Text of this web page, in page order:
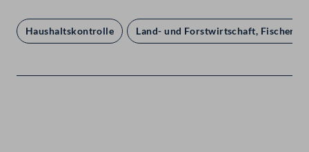
Haushaltskontrolle Land- und Forstwirtschaft, Fischerei